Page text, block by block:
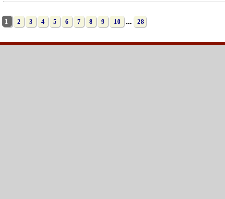
1 2 3 4 5 6 7 8 9 10 ... 28